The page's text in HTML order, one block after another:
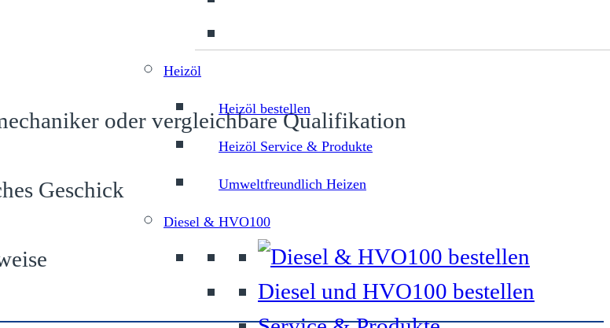
Heizöl
Heizöl bestellen
Heizöl Service & Produkte
Umweltfreundlich Heizen
Diesel & HVO100
Diesel und HVO100 bestellen
oder vergleichbare Qualifikation
Geschick